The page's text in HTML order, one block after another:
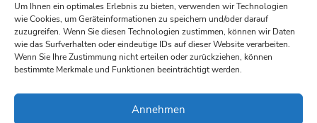
Um Ihnen ein optimales Erlebnis zu bieten, verwenden wir Technologien
wie Cookies, um Geräteinformationen zu speichern und/oder darauf
zuzugreifen. Wenn Sie diesen Technologien zustimmen, können wir Daten
wie das Surfverhalten oder eindeutige IDs auf dieser Website verarbeiten.
Wenn Sie Ihre Zustimmung nicht erteilen oder zurückziehen, können
bestimmte Merkmale und Funktionen beeinträchtigt werden.
Annehmen